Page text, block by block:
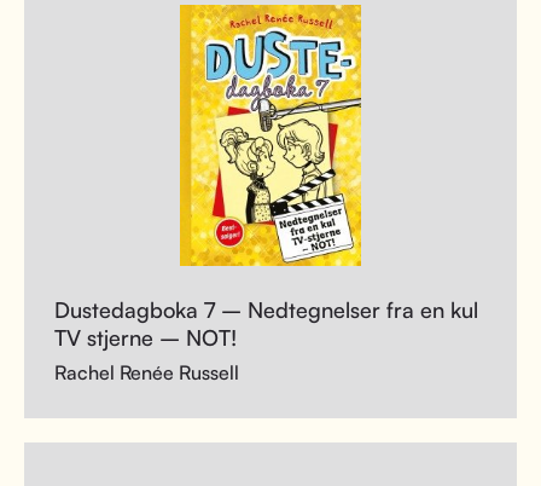
Dustedagboka 7 – Nedtegnelser fra en kul
TV stjerne – NOT!
Rachel Renée Russell